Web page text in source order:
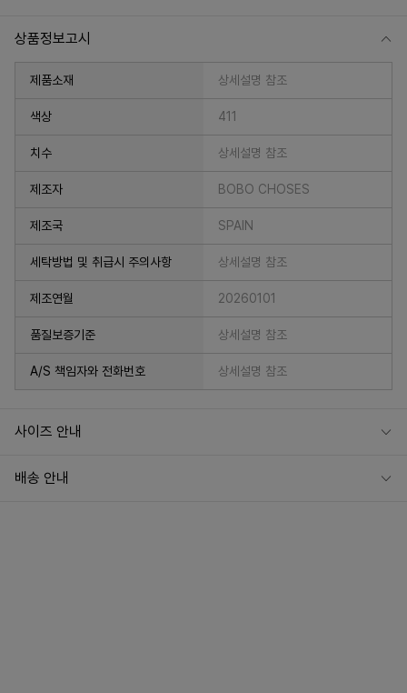
상품정보고시
제품소재 상세설명 참조
색상 411
치수 상세설명 참조
제조자 BOBO CHOSES
제조국 SPAIN
세탁방법 및 취급시 주의사항 상세설명 참조
제조연월 20260101
품질보증기준 상세설명 참조
A/S 책임자와 전화번호 상세설명 참조
사이즈 안내
배송 안내